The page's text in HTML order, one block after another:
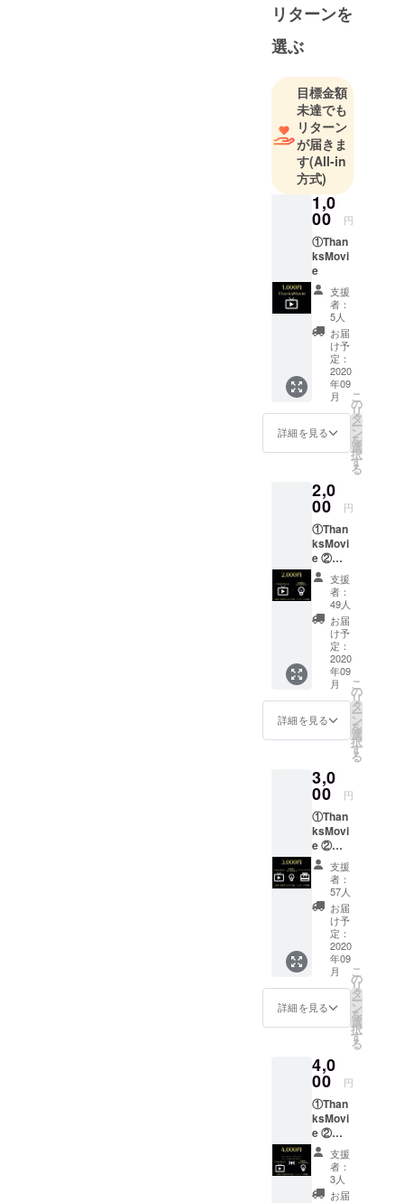
Viola
JAZZ
DANCE
Performance
Team
VIOLET
代表
Caori（石黒
香桜里）と
申します。
私は18歳の
ミュージッ
クカレッジ
尚美ダンス
学科に入学
オールジャ
ンルのダン
スを習得
JAZZダンス
の魅力に引
以降JAZZダ
ンスに磨き
をかけて参
りました。
中島美嘉
LIVE Tour
T.M.Revoluti
onバックダ
シシドカフ
dancer、
田村ゆかり
Dancer、
堀江由衣
LIVE
Dancer、
SKE48LIVE
ももいろク
ローバーZ振
付アシスタ
ント
など個人と
実績を残し
ながらも
2011年よ
り、
JAZZ
DANCE
リターンを
選ぶ
目標金額
未達でも
リターン
が届きま
す(All-in
方式)
1,0
00 円
①Than
ksMovi
e
支援
者：
5人
お届
け予
定：
2020
年09
月
詳細を見る
こ
の
リ
タ
ー
ン
を
選
択
す
る
2,0
00 円
①Than
ksMovi
e ②座
席1席購
入＋光
の演出
※備考欄
に記載
用のお
名前、
メッ
セージ
（任
意）を
ご記入
くださ
支援
者：
49人
お届
け予
定：
2020
年09
月
詳細を見る
こ
の
リ
タ
ー
ン
を
選
択
す
る
3,0
00 円
①Than
ksMovi
e ②座
席1席購
入＋光
の演出
③オリ
ジナル
タオル
④座席
に支援
者の方
のお名
前・
メッ
セージ
トの設
置 ※備
考欄に
記載用
のお名
前、
メッ
セージ
（任
意）を
支援
者：
57人
お届
け予
定：
2020
年09
月
詳細を見る
こ
の
リ
タ
ー
ン
を
選
択
す
る
4,0
00 円
①Than
ksMovi
e ②座
席1席購
入＋光
の演出
③オン
支援
者：
3人
お届